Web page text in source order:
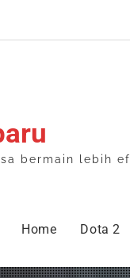
bermain
Home Dota 2